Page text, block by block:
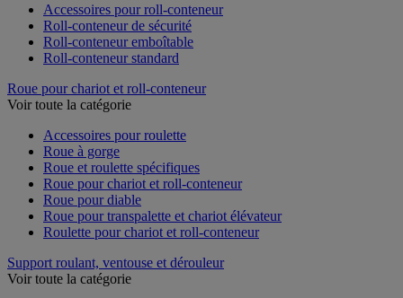
Accessoires pour roll-conteneur
Roll-conteneur de sécurité
Roll-conteneur emboîtable
Roll-conteneur standard
Roue pour chariot et roll-conteneur
Voir toute la catégorie
Accessoires pour roulette
Roue à gorge
Roue et roulette spécifiques
Roue pour chariot et roll-conteneur
Roue pour diable
Roue pour transpalette et chariot élévateur
Roulette pour chariot et roll-conteneur
Support roulant, ventouse et dérouleur
Voir toute la catégorie